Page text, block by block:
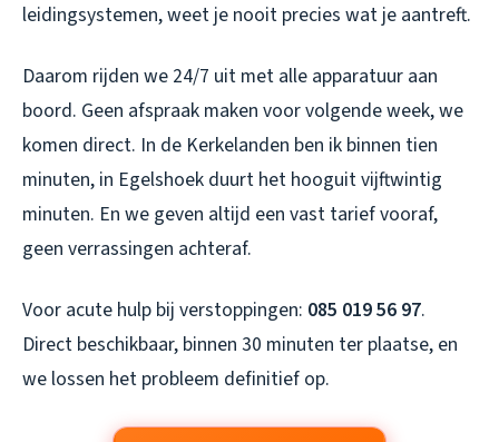
leidingsystemen, weet je nooit precies wat je aantreft.
Daarom rijden we 24/7 uit met alle apparatuur aan
boord. Geen afspraak maken voor volgende week, we
komen direct. In de Kerkelanden ben ik binnen tien
minuten, in Egelshoek duurt het hooguit vijftwintig
minuten. En we geven altijd een vast tarief vooraf,
geen verrassingen achteraf.
Voor acute hulp bij verstoppingen: 085 019 56 97.
Direct beschikbaar, binnen 30 minuten ter plaatse, en
we lossen het probleem definitief op.